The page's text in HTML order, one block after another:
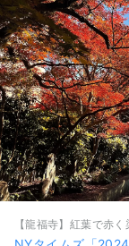
【龍福寺】紅葉で赤